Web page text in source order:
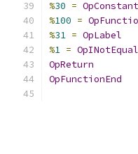
%30 =
%100 =
%31 = OpLabel
%1 = OpINotEqual
OpReturn
OpFunctionEnd